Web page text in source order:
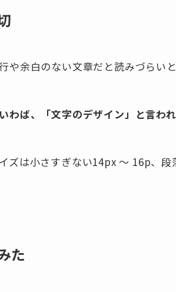
や余白のない文章だと読みづらい
わば、「文字のデザイン」と言わ
ズは小さすぎない14px ～ 16p、
た